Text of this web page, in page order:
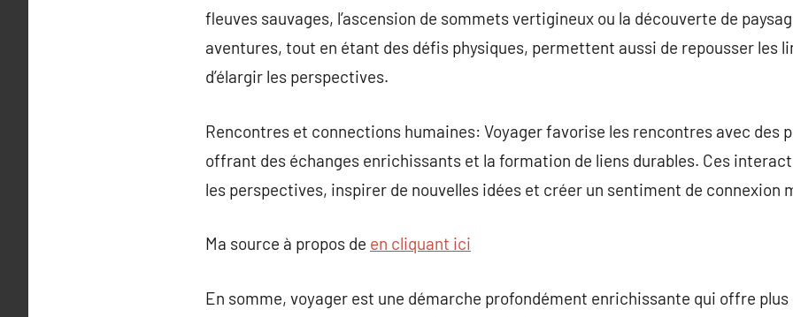
fleuves sauvages, l’ascension de sommets vertigineux ou la découverte de
aventures, tout en étant des défis physiques, permettent aussi de repousser les
d’élargir les perspectives.
Rencontres et connections humaines: Voyager favorise les rencontres avec des
offrant des échanges enrichissants et la formation de liens durables. Ces
les perspectives, inspirer de nouvelles idées et créer un sentiment de connexion
Ma source à propos de en cliquant ici
En somme, voyager est une démarche profondément enrichissante qui offre plus